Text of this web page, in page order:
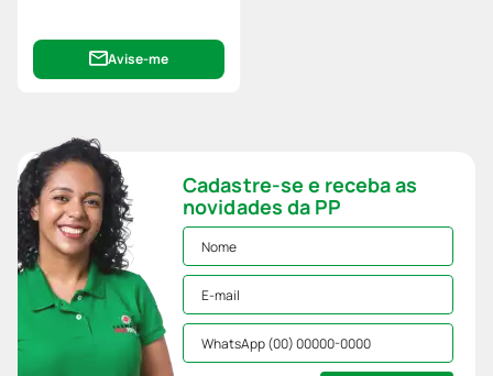
Avise-me
Cadastre-se e receba as
novidades da PP